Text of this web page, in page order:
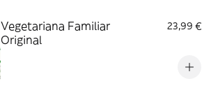
Vegetariana Familiar
Original
23,99 €